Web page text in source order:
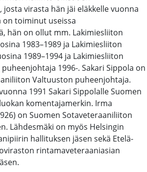
virasta hän jäi eläkkelle vuonna
on toiminut useissa
hän on ollut mm. Lakimiesliiton
1983–1989 ja Lakimiesliiton
1989–1994 ja Lakimiesliiton
1996-. Sakari Sippola on
Valtuuston puheenjohtaja.
1991 Sakari Sippolalle Suomen
komentajamerkin. Irma
on Suomen Sotaveteraaniliiton
Lähdesmäki on myös Helsingin
hallituksen jäsen sekä Etelä-
rintamaveteraaniasian